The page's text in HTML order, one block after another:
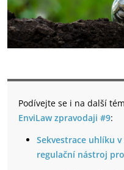
Podívejte se i na další
EnviLaw zpravodaji #9:
Sekvestrace uhlíku
regulační nástroj